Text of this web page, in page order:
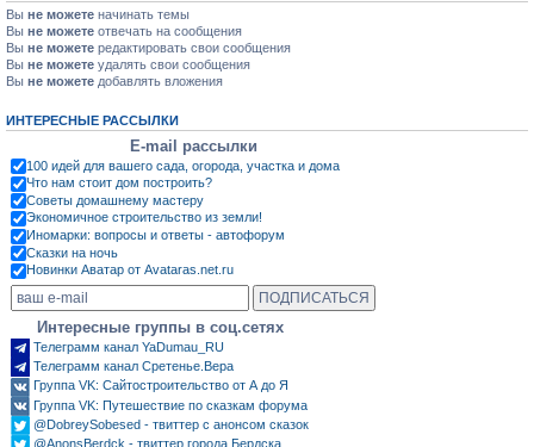
Вы не можете начинать темы
Вы не можете отвечать на сообщения
Вы не можете редактировать свои сообщения
Вы не можете удалять свои сообщения
Вы не можете добавлять вложения
ИНТЕРЕСНЫЕ РАССЫЛКИ
E-mail рассылки
100 идей для вашего сада, огорода, участка и дома
Что нам стоит дом построить?
Советы домашнему мастеру
Экономичное строительство из земли!
Иномарки: вопросы и ответы - автофорум
Сказки на ночь
Новинки Аватар от Avataras.net.ru
Интересные группы в соц.сетях
Телеграмм канал YaDumau_RU
Телеграмм канал Сретенье.Вера
Группа VK: Сайтостроительство от А до Я
Группа VK: Путешествие по сказкам форума
@DobreySobesed - твиттер с анонсом сказок
@AnonsBerdck - твиттер города Бердска